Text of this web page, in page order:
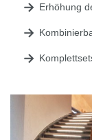
Erhöhung